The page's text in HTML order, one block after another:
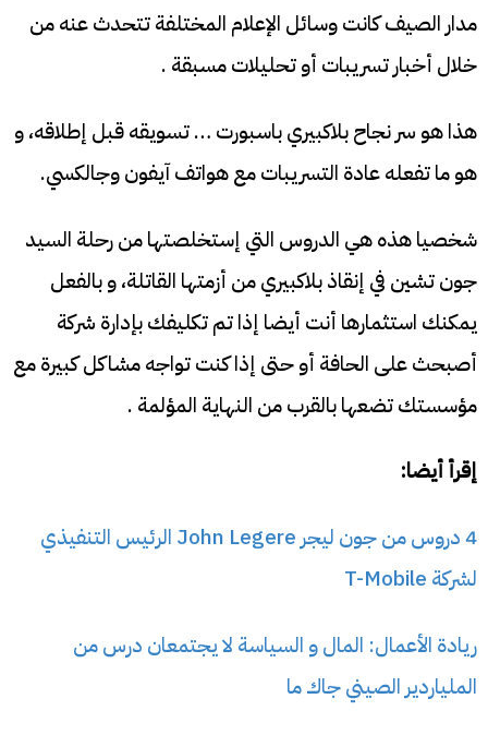
مدار الصيف كانت وسائل الإعلام المختلفة تتحدث عنه من
خلال أخبار تسريبات أو تحليلات مسبقة .
هذا هو سر نجاح بلاكبيري باسبورت … تسويقه قبل إطلاقه، و
هو ما تفعله عادة التسريبات مع هواتف آيفون وجالكسي.
شخصيا هذه هي الدروس التي إستخلصتها من رحلة السيد
جون تشين في إنقاذ بلاكبيري من أزمتها القاتلة، و بالفعل
يمكنك استثمارها أنت أيضا إذا تم تكليفك بإدارة شركة
أصبحث على الحافة أو حتى إذا كنت تواجه مشاكل كبيرة مع
مؤسستك تضعها بالقرب من النهاية المؤلمة .
إقرأ أيضا:
4 دروس من جون ليجر John Legere الرئيس التنفيذي
لشركة T-Mobile
ريادة الأعمال: المال و السياسة لا يجتمعان درس من
الملياردير الصيني جاك ما